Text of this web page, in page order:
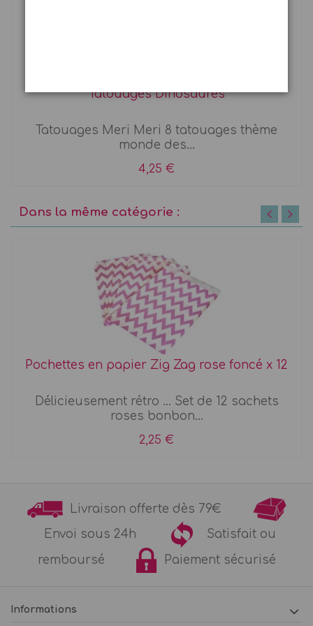
Tatouages Dinosaures
Tatouages Meri Meri 8 tatouages thème
monde des...
4,25 €
Dans la même catégorie :
Pochettes en papier Zig Zag rose foncé x 12
Délicieusement rétro ... Set de 12 sachets
roses bonbon...
2,25 €
Livraison offerte dès 79€
Envoi sous 24h
Satisfait ou
remboursé
Paiement sécurisé
Informations